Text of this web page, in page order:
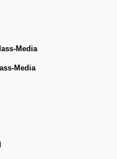
Media
Media